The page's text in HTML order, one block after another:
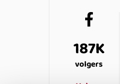
187K
volgers